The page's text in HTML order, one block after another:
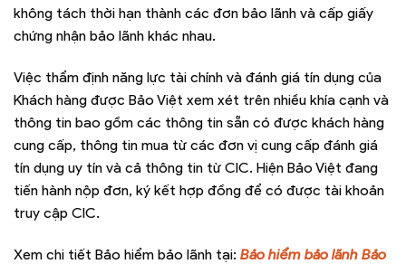
không tách thời hạn thành các đơn bảo lãnh và cấp giấy
chứng nhận bảo lãnh khác nhau.
Việc thẩm định năng lực tài chính và đánh giá tín dụng của
Khách hàng được Bảo Việt xem xét trên nhiều khía cạnh và
thông tin bao gồm các thông tin sẵn có được khách hàng
cung cấp, thông tin mua từ các đơn vị cung cấp đánh giá
tín dụng uy tín và cả thông tin từ CIC. Hiện Bảo Việt đang
tiến hành nộp đơn, ký kết hợp đồng để có được tài khoản
truy cập CIC.
Xem chi tiết Bảo hiểm bảo lãnh tại: Bảo hiểm bảo lãnh Bảo